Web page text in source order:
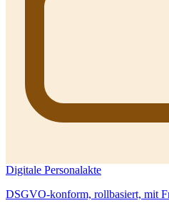
Digitale Personalakte
DSGVO-konform, rollbasiert, mit